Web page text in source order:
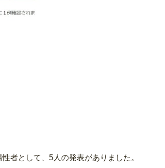
者として、5人の発表がありました。